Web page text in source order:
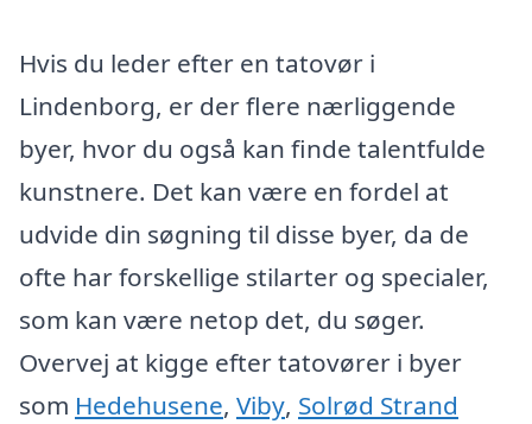
Hvis du leder efter en tatovør i
Lindenborg, er der flere nærliggende
byer, hvor du også kan finde talentfulde
kunstnere. Det kan være en fordel at
udvide din søgning til disse byer, da de
ofte har forskellige stilarter og specialer,
som kan være netop det, du søger.
Overvej at kigge efter tatovører i byer
som Hedehusene, Viby, Solrød Strand